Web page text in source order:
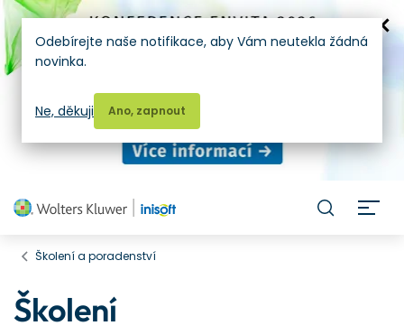
Školení a poradenství
Školení
Odebírejte naše notifikace, aby Vám neutekla žádná
novinka.
Ano, zapnout
Ne, děkuji